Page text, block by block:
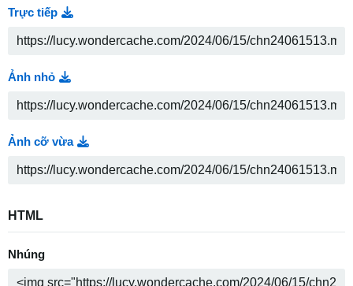
Trực tiếp
Ảnh nhỏ
Ảnh cỡ vừa
HTML
Nhúng